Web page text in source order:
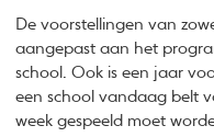
De voorstellingen van
aangepast aan het
school. Ook is een jaar
een school vandaag belt
week gespeeld moet